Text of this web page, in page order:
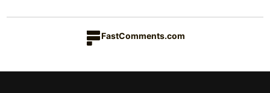
FastComments.com